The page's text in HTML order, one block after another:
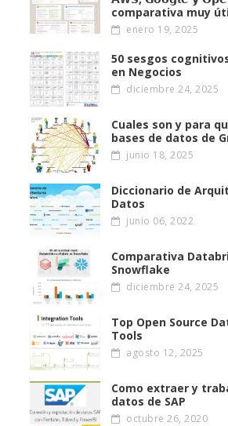
comparativa muy
enero 19, 2025
50 sesgos
en Negocios
diciembre 24, 2025
Cuales son y para
bases de datos de
junio 18, 2025
Diccionario de
Datos
junio 06, 2022
Comparativa
Snowflake
diciembre 24, 2025
Top Open Source
Tools
agosto 12, 2025
Como extraer y
datos de SAP
octubre 26, 2020